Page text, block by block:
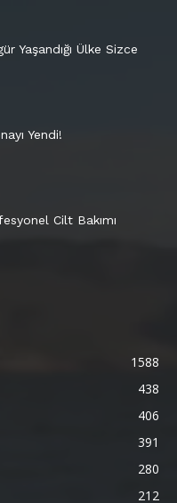
Yaşandığı Ülke Sizce
Yendi!
Cilt Bakımı
1588
438
406
391
280
212